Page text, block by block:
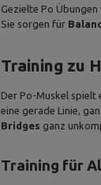
Gezielte Po
Sie sorgen für
Training zu
Der Po-Muskel spielt
eine gerade Linie,
Bridges ganz
Training für